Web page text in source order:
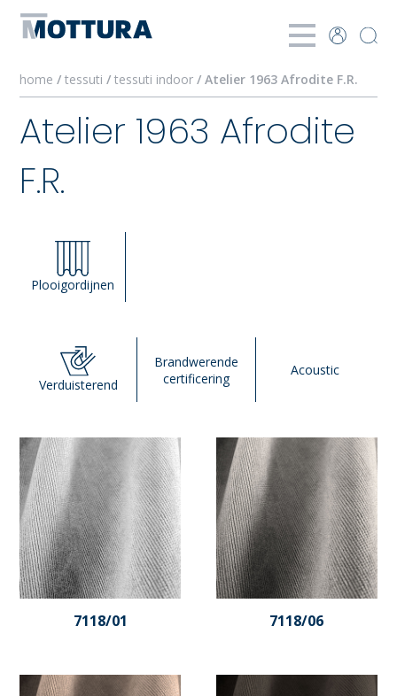
home /tessuti/tessuti indoor/ Atelier 1963 Afrodite F.R.
Atelier 1963 Afrodite
F.R.
Plooigordijnen
Verduisterend
Brandwerende
certificering
Acoustic
7118/01 7118/06